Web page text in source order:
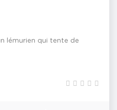
lémurien qui tente de